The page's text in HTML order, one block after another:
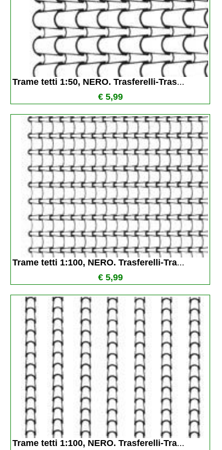
Trame tetti 1:50, NERO. Trasferelli-Tras...
€ 5,99
Trame tetti 1:100, NERO. Trasferelli-Tra...
€ 5,99
Trame tetti 1:100, NERO. Trasferelli-Tra...